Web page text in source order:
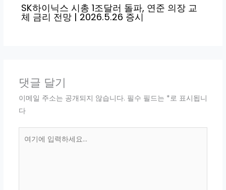
SK하이닉스 시총 1조달러 돌파, 연준 의장 교
체 금리 전망 | 2026.5.26 증시
댓글 달기
이메일 주소는 공개되지 않습니다. 필수 필드는 *로 표시됩니
다